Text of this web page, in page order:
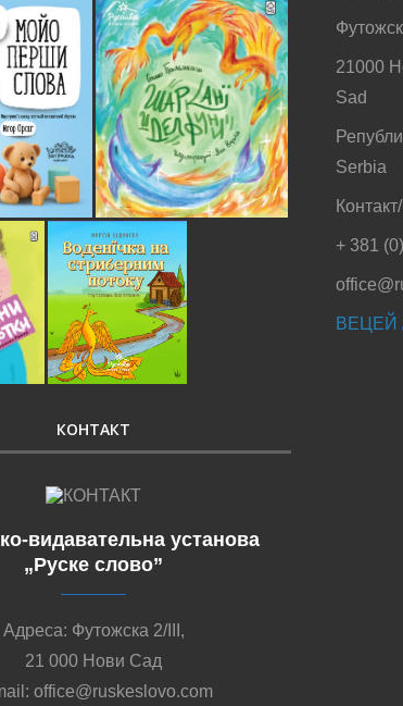
КОНТАКТ
видавательна установа
„Руске слово”
Адреса: Футожска 2/III,
21 000 Нови Сад
office@ruskeslovo.com
21000
Sad
Serbia
+ 381
ВЕЦЕЙ